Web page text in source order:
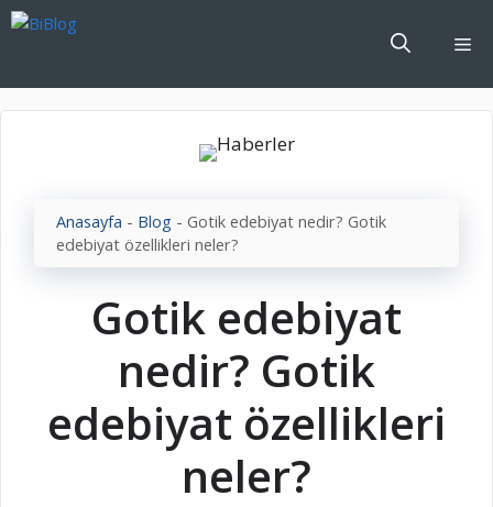
İçeriğe
Anasayfa - Blog - Gotik edebiyat nedir? Gotik
edebiyat özellikleri neler?
Gotik edebiyat
nedir? Gotik
edebiyat özellikleri
neler?